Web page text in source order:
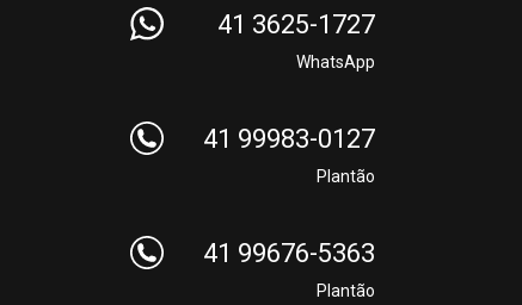
41 3625-1727
WhatsApp
41 99983-0127
Plantão
41 99676-5363
Plantão